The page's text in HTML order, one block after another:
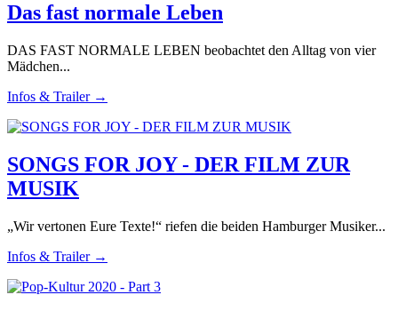
Das fast normale Leben
DAS FAST NORMALE LEBEN beobachtet den Alltag von vier
Mädchen...
Infos & Trailer →
SONGS FOR JOY - DER FILM ZUR
MUSIK
„Wir vertonen Eure Texte!“ riefen die beiden Hamburger Musiker...
Infos & Trailer →